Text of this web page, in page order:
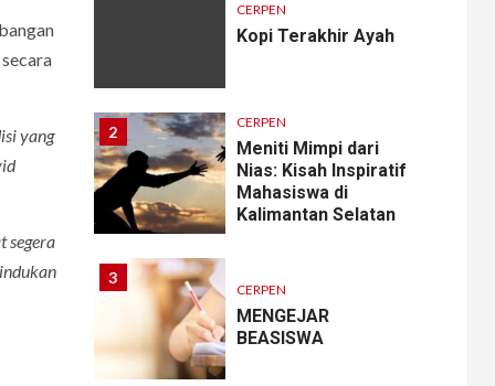
yang
segera
CERPEN
Kopi Terakhir Ayah
2 CERPEN
Meniti Mimpi dari
Nias: Kisah Inspiratif
Mahasiswa di
Kalimantan Selatan
3
CERPEN
MENGEJAR
BEASISWA